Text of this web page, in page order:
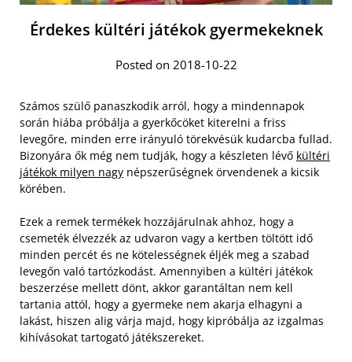
Érdekes kültéri játékok gyermekeknek
Posted on 2018-10-22
Számos szülő panaszkodik arról, hogy a mindennapok
során hiába próbálja a gyerkőcöket kiterelni a friss
levegőre, minden erre irányuló törekvésük kudarcba fullad.
Bizonyára ők még nem tudják, hogy a készleten lévő kültéri
játékok milyen nagy népszerűségnek örvendenek a kicsik
körében.
Ezek a remek termékek hozzájárulnak ahhoz, hogy a
csemeték élvezzék az udvaron vagy a kertben töltött idő
minden percét és ne kötelességnek éljék meg a szabad
levegőn való tartózkodást. Amennyiben a kültéri játékok
beszerzése mellett dönt, akkor garantáltan nem kell
tartania attól, hogy a gyermeke nem akarja elhagyni a
lakást, hiszen alig várja majd, hogy kipróbálja az izgalmas
kihívásokat tartogató játékszereket.